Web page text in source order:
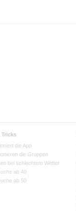
Tricks
die App
die Gruppen
bei schlechtem Wetter
ab 40
ab 50